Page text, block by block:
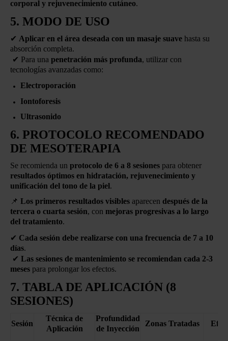
corporal y rejuvenecimiento cutáneo.
5. MODO DE USO
✔ Aplicar en el área deseada con un masaje suave hasta su
absorción completa.
✔ Para una penetración más profunda, utilizar con
tecnologías avanzadas como:
Electroporación
Iontoforesis
Ultrasonido
6. PROTOCOLO RECOMENDADO
DE MESOTERAPIA
Se recomienda un protocolo de 6 a 8 sesiones para obtener
resultados óptimos en hidratación, rejuvenecimiento y
unificación del tono de la piel.
📌 Los primeros resultados visibles aparecen después de la
tercera o cuarta sesión, con mejoras progresivas a lo largo
del tratamiento.
✔ Cada sesión debe realizarse con una frecuencia de 7 a 10
días.
✔ Las sesiones de mantenimiento se recomiendan cada 2-3
meses para prolongar los efectos.
7. TABLA DE APLICACIÓN (8
SESIONES)
Sesión
Técnica de
Aplicación
Profundidad
de Inyección
Zonas Tratadas